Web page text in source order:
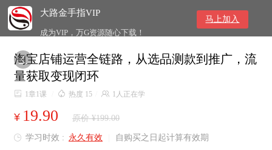
大路金手指VIP
成为VIP，万G资源随心下载！
马上加入

淘宝店铺运营全链路，从选品测款到推广，流
量获取变现闭环
 1章1课  热度 15  1人正在学
¥ 19.90 原价 ¥199.00
 学习时效 : 永久有效 自购买之日起计算有效期